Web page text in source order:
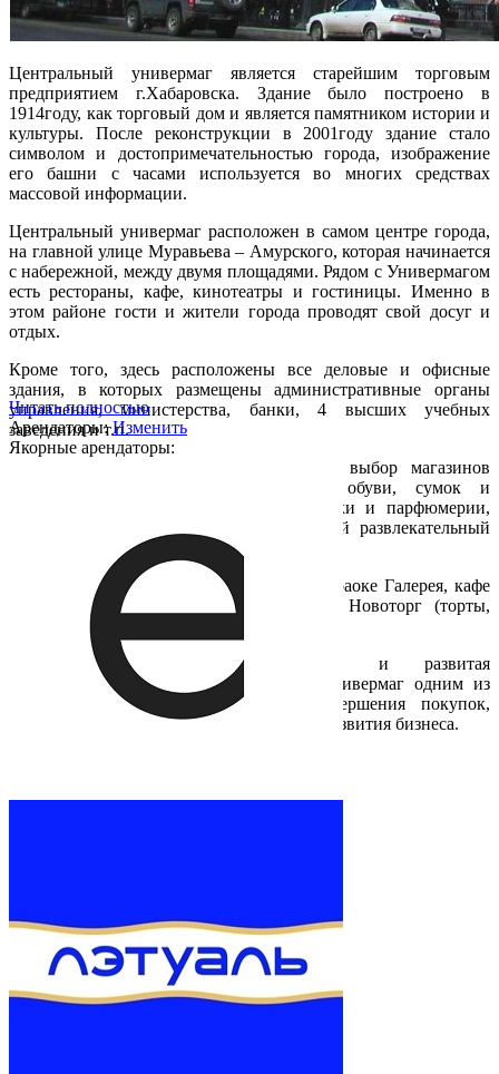
Центральный универмаг является старейшим торговым
предприятием г.Хабаровска. Здание было построено в
1914году, как торговый дом и является памятником истории и
культуры. После реконструкции в 2001году здание стало
символом и достопримечательностью города, изображение
его башни с часами используется во многих средствах
массовой информации.
Центральный универмаг расположен в самом центре города,
на главной улице Муравьева – Амурского, которая начинается
с набережной, между двумя площадями. Рядом с Универмагом
есть рестораны, кафе, кинотеатры и гостиницы. Именно в
этом районе гости и жители города проводят свой досуг и
отдых.
Кроме того, здесь расположены все деловые и офисные
здания, в которых размещены административные органы
управления, министерства, банки, 4 высших учебных
заведения и т.п.
На трех этажах представлен широкий выбор магазинов
женской, мужской, детской одежды, обуви, сумок и
аксессуаров, товаров для дома, косметики и парфюмерии,
также на 3-м этаже расположен Детский развлекательный
центр «Радуга».
На цокольном этаже расположены бар-караоке Галерея, кафе
Чайхана Шелк (восточная кухня), кафе Новоторг (торты,
пирожные, стол заказов).
Удобная транспортная доступность и развитая
инфраструктура делают Центральный универмаг одним из
самых привлекательных мест для совершения покупок,
проведения досуга с детьми, а также для развития бизнеса.
Читать полностью
Арендаторы:Изменить
Якорные арендаторы: